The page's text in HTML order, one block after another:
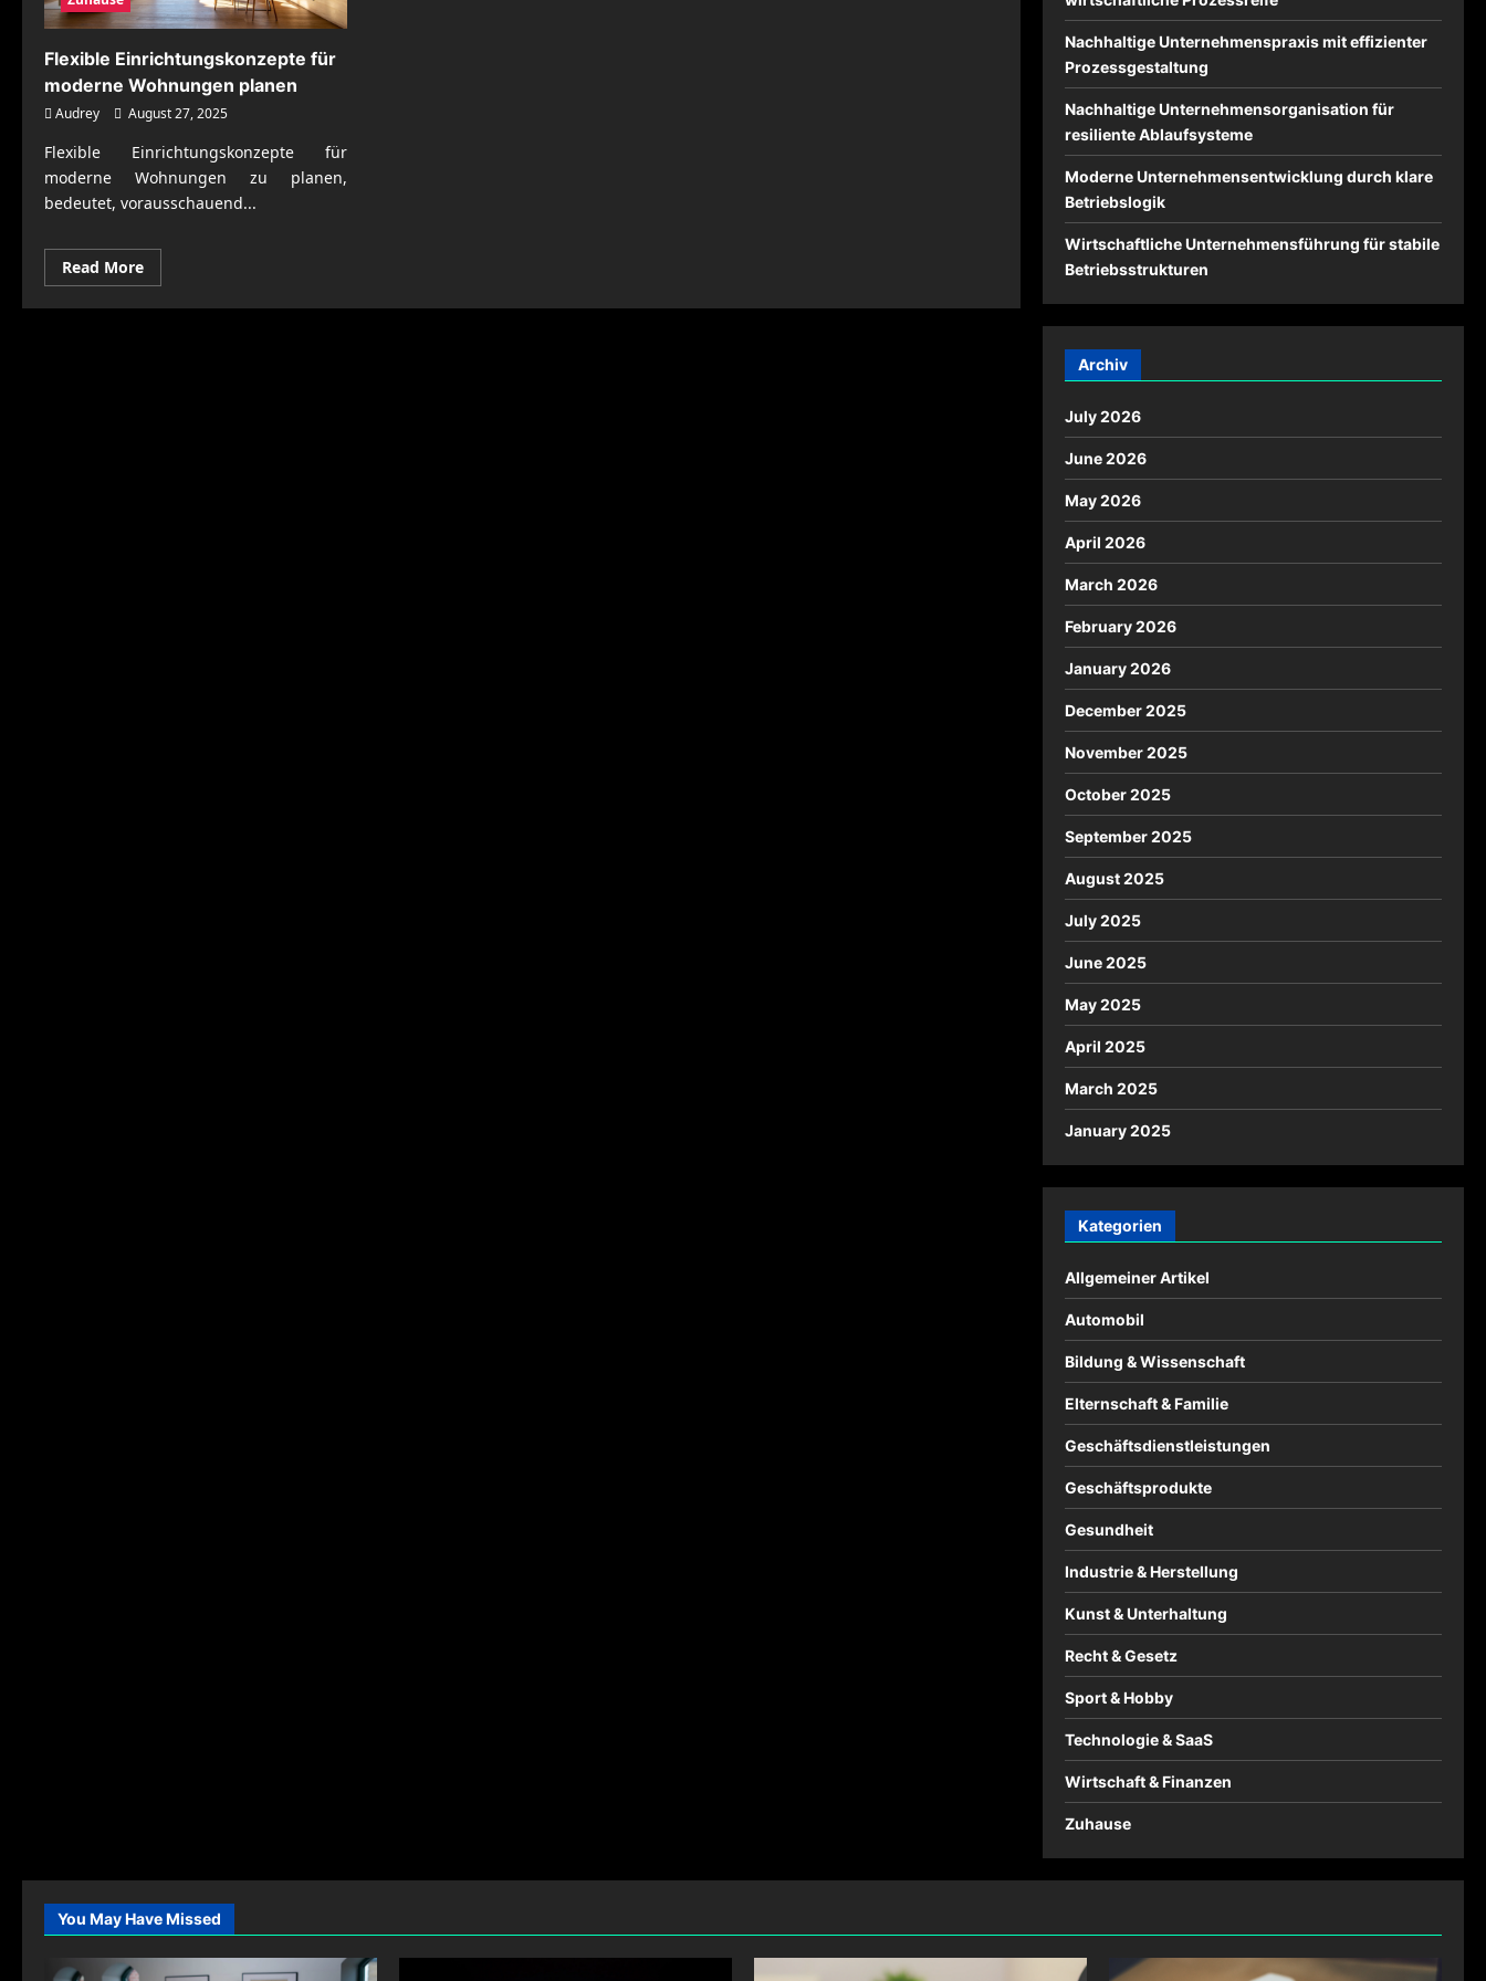
Flexible Einrichtungskonzepte für
moderne Wohnungen planen
Audrey August 27, 2025
Flexible Einrichtungskonzepte für
moderne Wohnungen zu planen,
bedeutet, vorausschauend...
Read MoreRead
more
Flexible
Nachhaltige Unternehmenspraxis mit effizienter
Prozessgestaltung
Nachhaltige Unternehmensorganisation für
resiliente Ablaufsysteme
Moderne Unternehmensentwicklung durch klare
Betriebslogik
Wirtschaftliche Unternehmensführung für stabile
Betriebsstrukturen
Archiv
July 2026
June 2026
May 2026
April 2026
March 2026
February 2026
January 2026
December 2025
November 2025
October 2025
September 2025
August 2025
July 2025
June 2025
May 2025
April 2025
March 2025
January 2025
Kategorien
Allgemeiner Artikel
Automobil
Bildung & Wissenschaft
Elternschaft & Familie
Geschäftsdienstleistungen
Geschäftsprodukte
Gesundheit
Industrie & Herstellung
Kunst & Unterhaltung
Recht & Gesetz
Sport & Hobby
Technologie & SaaS
Wirtschaft & Finanzen
Zuhause
You May Have Missed